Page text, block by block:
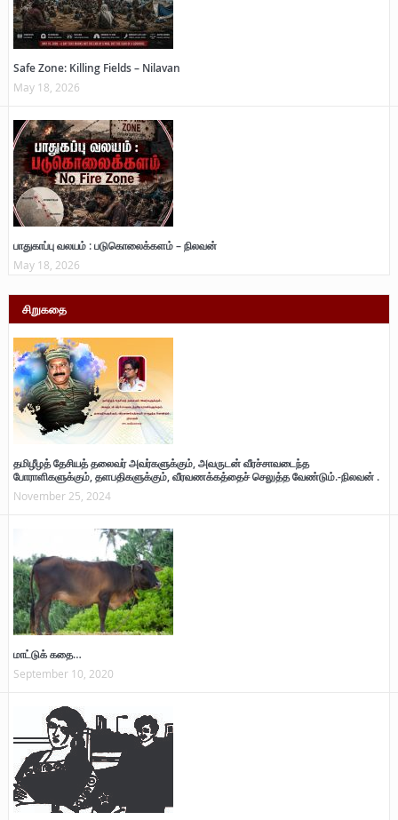
Safe Zone: Killing Fields – Nilavan
May 18, 2026
பாதுகாப்பு வலயம் : படுகொலைக்களம் – நிலவன்
May 18, 2026
சிறுகதை
தமிழீழத் தேசியத் தலைவர் அவர்களுக்கும், அவருடன் வீரச்சாவடைந்த
போராளிகளுக்கும், தளபதிகளுக்கும், வீரவணக்கத்தைச் செலுத்த வேண்டும்.-நிலவன் .
November 25, 2024
மாட்டுக் கதை…
September 10, 2020